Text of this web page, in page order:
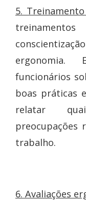
5.
funcionários
boas práticas
relatar
preocupações
trabalho.
6. Avaliações